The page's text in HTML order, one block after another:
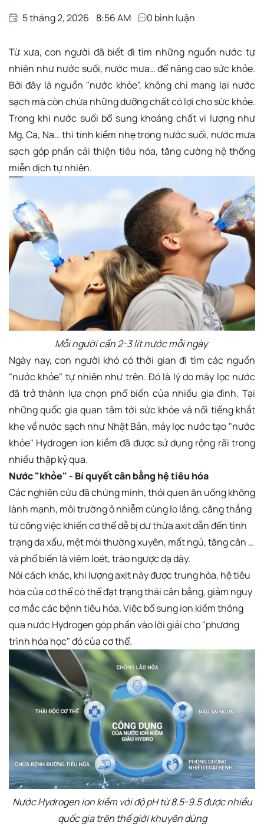
5 tháng 2, 2026 8:56 AM 0 bình luận
Từ xưa, con người đã biết đi tìm những nguồn nước tự
nhiên như nước suối, nước mưa… để nâng cao sức khỏe.
Bởi đây là nguồn "nước khỏe", không chỉ mang lại nước
sạch mà còn chứa những dưỡng chất có lợi cho sức khỏe.
Trong khi nước suối bổ sung khoáng chất vi lượng như
Mg, Ca, Na… thì tính kiềm nhẹ trong nước suối, nước mưa
sạch góp phần cải thiện tiêu hóa, tăng cường hệ thống
miễn dịch tự nhiên.
Mỗi người cần 2-3 lít nước mỗi ngày
Ngày nay, con người khó có thời gian đi tìm các nguồn
"nước khỏe" tự nhiên như trên. Đó là lý do máy lọc nước
đã trở thành lựa chọn phổ biến của nhiều gia đình. Tại
những quốc gia quan tâm tới sức khỏe và nổi tiếng khắt
khe về nước sạch như Nhật Bản, máy lọc nước tạo "nước
khỏe" Hydrogen ion kiềm đã được sử dụng rộng rãi trong
nhiều thập kỷ qua.
Nước "khỏe" - Bí quyết cân bằng hệ tiêu hóa
Các nghiên cứu đã chứng minh, thói quen ăn uống không
lành mạnh, môi trường ô nhiễm cùng lo lắng, căng thẳng
từ công việc khiến cơ thể dễ bị dư thừa axit dẫn đến tình
trạng da xấu, mệt mỏi thường xuyên, mất ngủ, tăng cân …
và phổ biến là viêm loét, trào ngược dạ dày.
Nói cách khác, khi lượng axit này được trung hòa, hệ tiêu
hóa của cơ thể có thể đạt trạng thái cân bằng, giảm nguy
cơ mắc các bệnh tiêu hóa. Việc bổ sung ion kiềm thông
qua nước Hydrogen góp phần vào lời giải cho "phương
trình hóa học" đó của cơ thể.
Nước Hydrogen ion kiềm với độ pH từ 8.5-9.5 được nhiều
quốc gia trên thế giới khuyên dùng